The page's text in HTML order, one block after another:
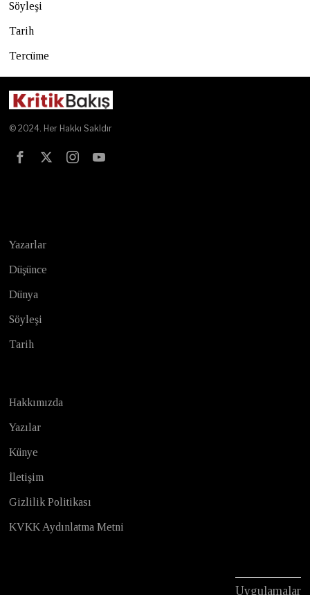
Söyleşi
Tarih
Tercüme
© 2024. Her Hakkı Sakldır
Yazarlar
Düşünce
Dünya
Söyleşi
Tarih
Hakkımızda
Yazılar
Künye
İletişim
Gizlilik Politikası
KVKK Aydınlatma Metni
Uygulamalar